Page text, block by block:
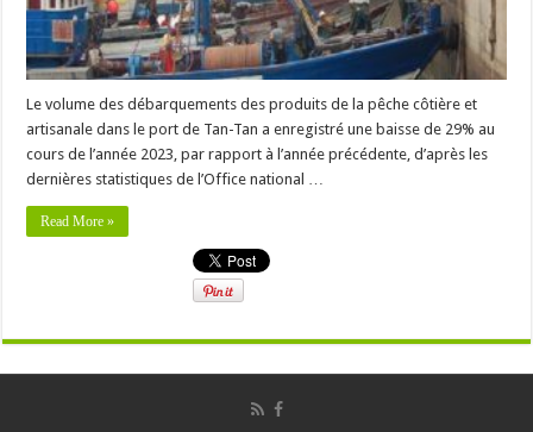
Le volume des débarquements des produits de la pêche côtière et
artisanale dans le port de Tan-Tan a enregistré une baisse de 29% au
cours de l’année 2023, par rapport à l’année précédente, d’après les
dernières statistiques de l’Office national …
Read More »